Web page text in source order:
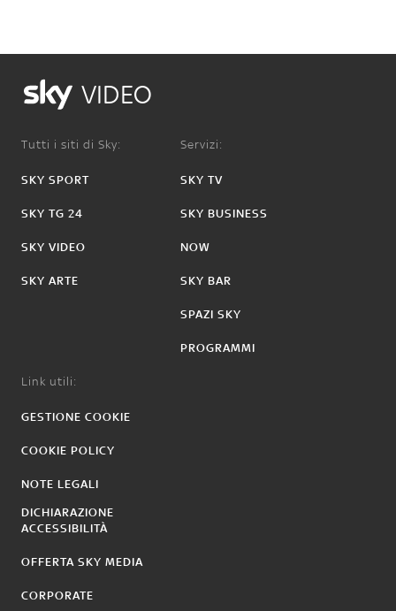
VIDEO
Tutti i siti di Sky:
SKY SPORT
SKY TG 24
SKY VIDEO
SKY ARTE
Servizi:
SKY TV
SKY BUSINESS
NOW
SKY BAR
SPAZI SKY
PROGRAMMI
Link utili:
GESTIONE COOKIE
COOKIE POLICY
NOTE LEGALI
DICHIARAZIONE
ACCESSIBILITÀ
OFFERTA SKY MEDIA
CORPORATE